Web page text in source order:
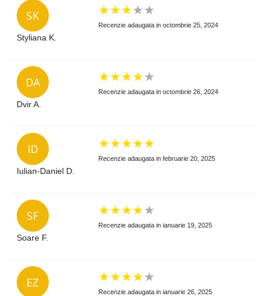
SK
Styliana K.
★★★★★
Recenzie adaugata in octombrie 25, 2024
DA
Dvir A.
★★★★★
Recenzie adaugata in octombrie 26, 2024
ID
Iulian-Daniel D.
★★★★★
Recenzie adaugata in februarie 20, 2025
SF
Soare F.
★★★★★
Recenzie adaugata in ianuarie 19, 2025
EZ ★★★★★
Recenzie adaugata in ianuarie 26, 2025